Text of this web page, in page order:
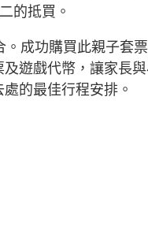
的抵買。
。成功購買此親子套
遊戲代幣，讓家長
的最佳行程安排。